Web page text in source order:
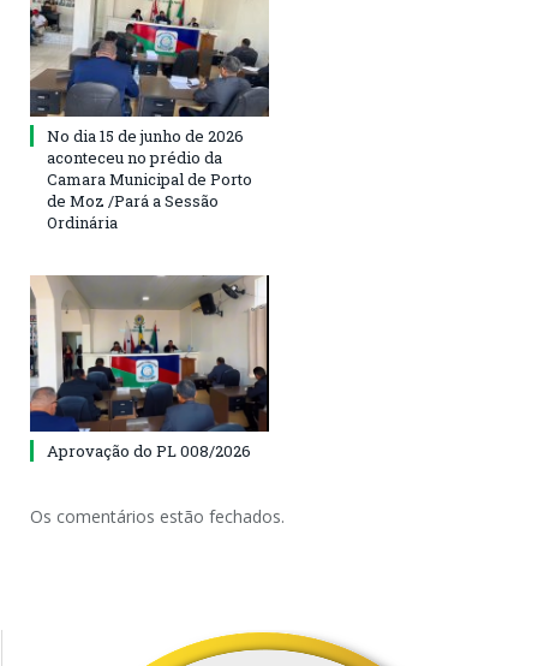
No dia 15 de junho de 2026
aconteceu no prédio da
Camara Municipal de Porto
de Moz /Pará a Sessão
Ordinária
Aprovação do PL 008/2026
Os comentários estão fechados.